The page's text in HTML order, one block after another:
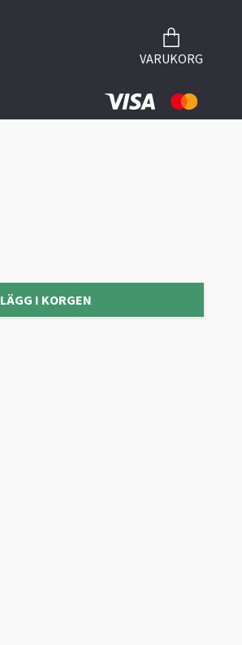
VARUKORG
LÄGG I KORGEN